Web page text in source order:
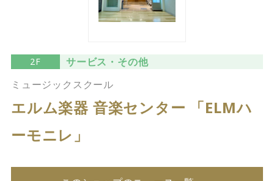
2F
サービス・その他
ミュージックスクール
エルム楽器 音楽センター 「ELMハ
ーモニレ」